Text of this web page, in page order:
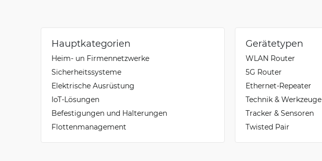
Hauptkategorien
Heim- un Firmennetzwerke
Sicherheitssysteme
Elektrische Ausrüstung
IoT-Lösungen
Befestigungen und Halterungen
Flottenmanagement
Gerätetypen
WLAN Router
5G Router
Ethernet-Repeater
Technik & Werkzeuge
Tracker & Sensoren
Twisted Pair